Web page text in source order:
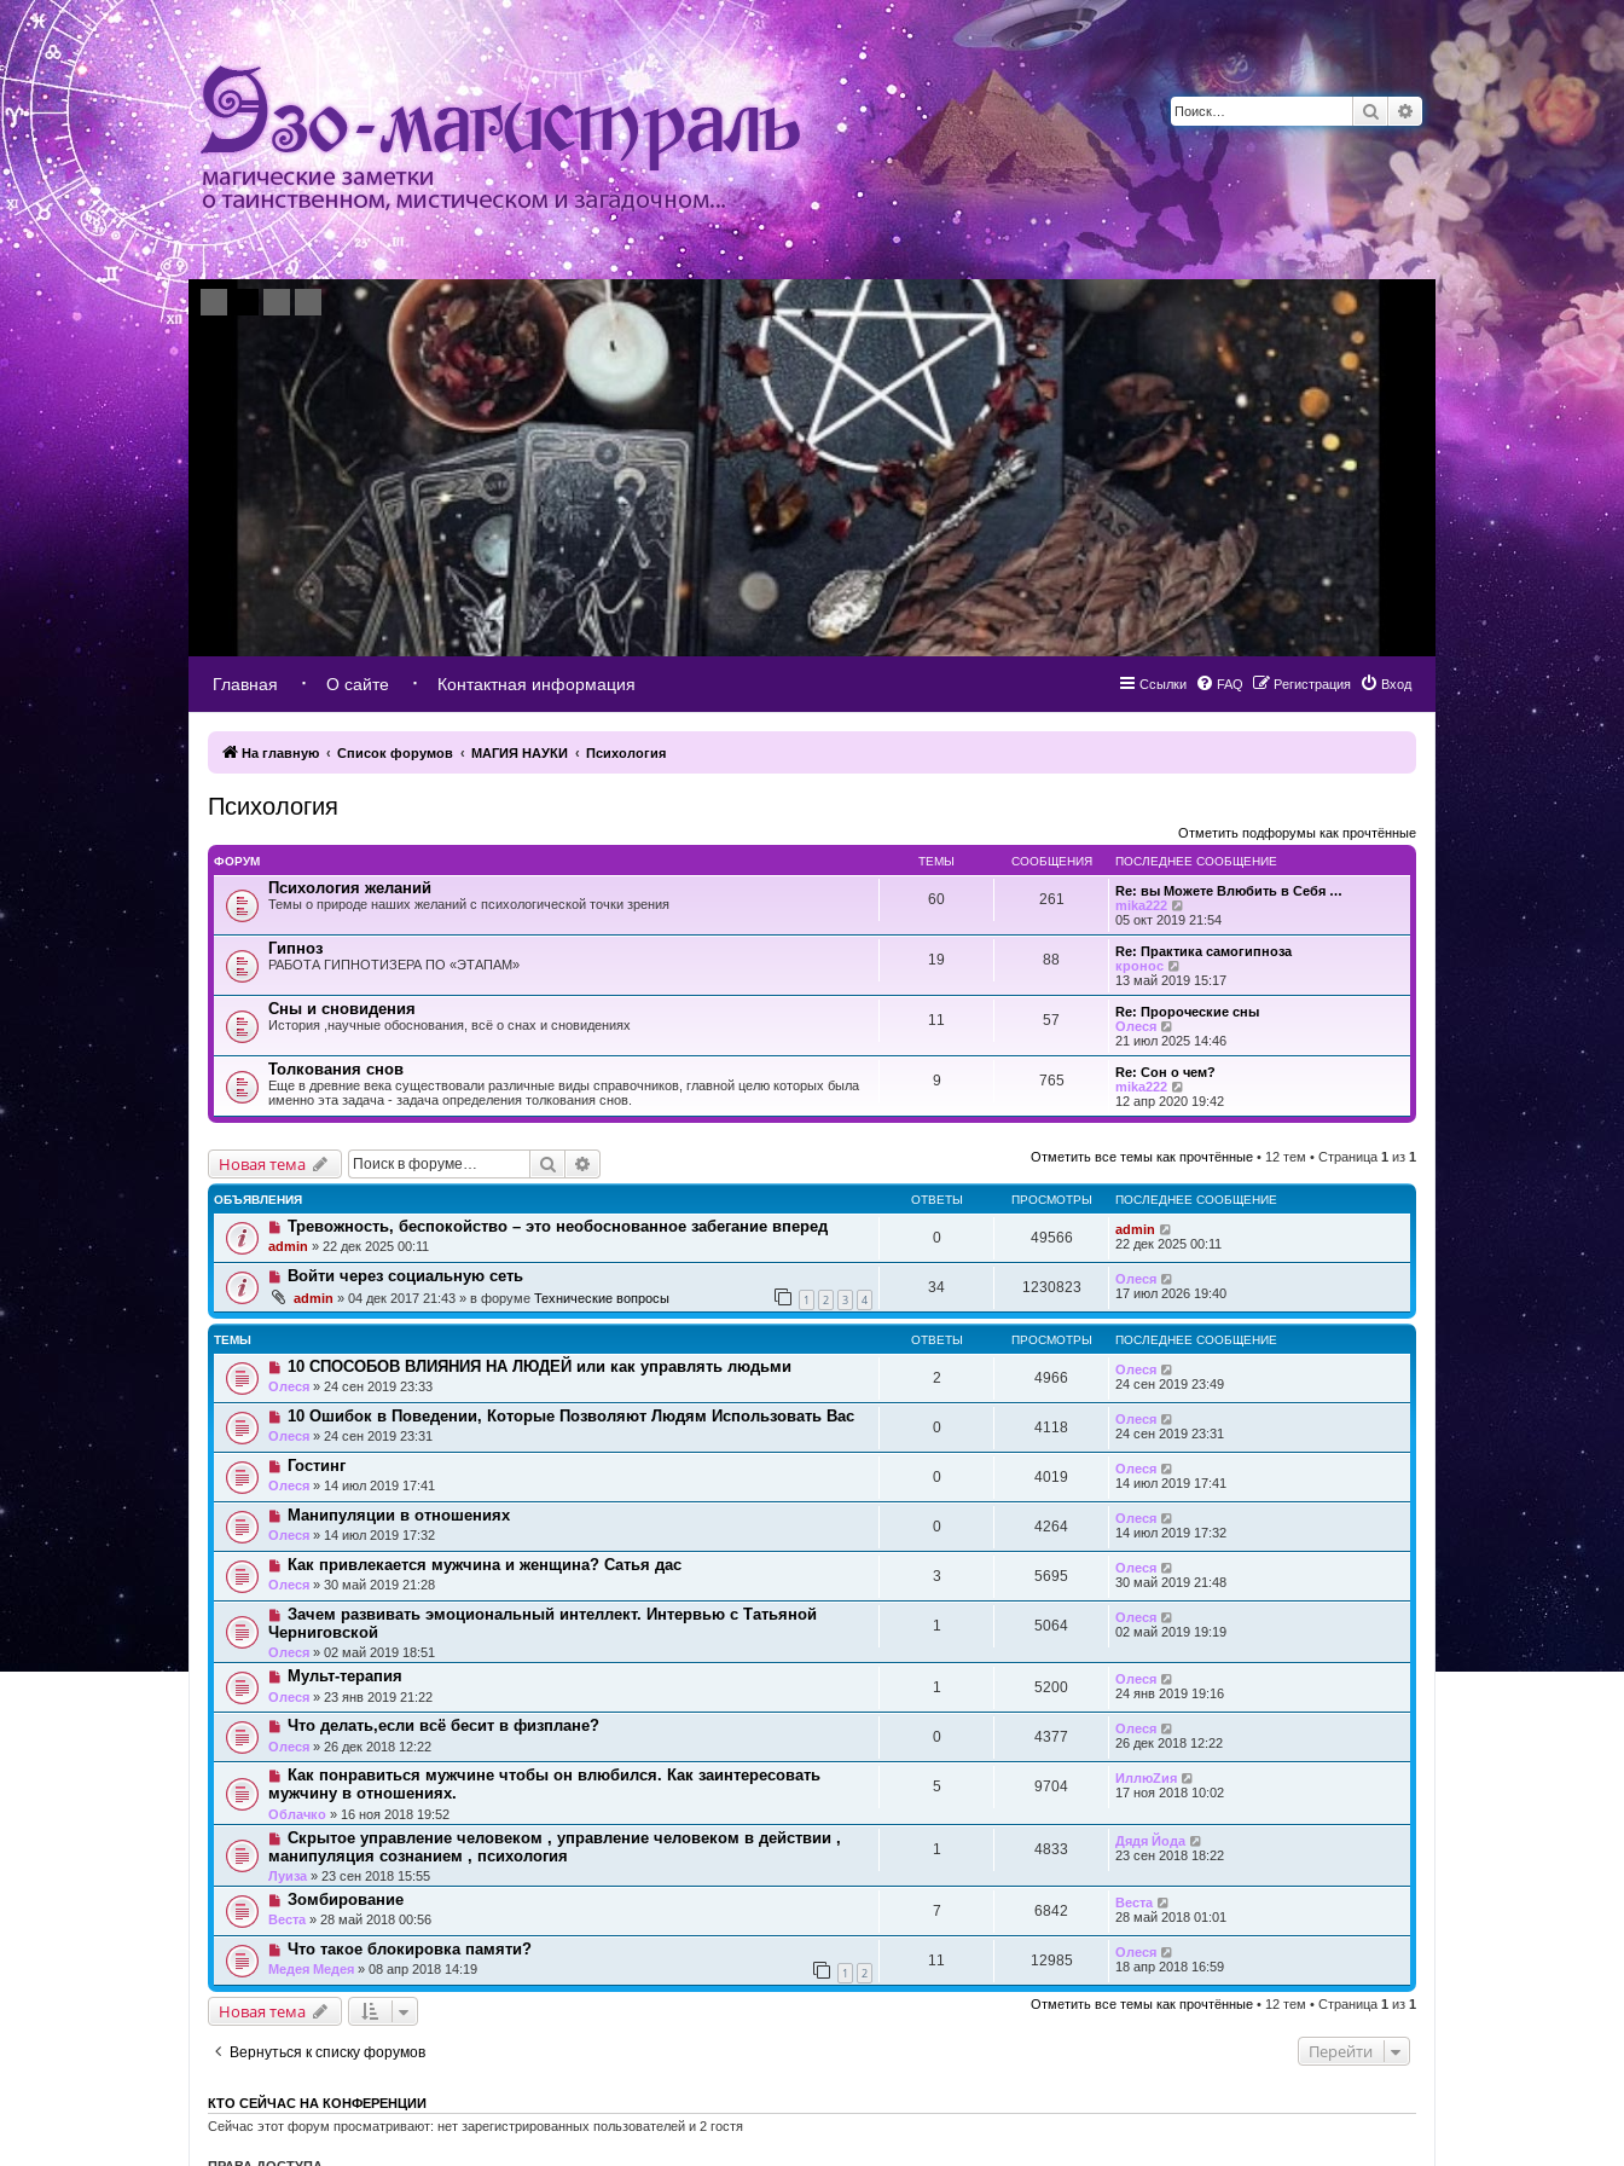
Поиск Расширенный поиск
Главная О сайте Контактная информация Вход
Регистрация
FAQ
Ссылки
На главную Список форумов МАГИЯ НАУКИ Психология
Психология
Отметить подфорумы как прочтённые
ФОРУМ ТЕМЫ СООБЩЕНИЯ ПОСЛЕДНЕЕ СООБЩЕНИЕ
Психология желаний
Темы о природе наших желаний с психологической точки зрения 60 261
Re: вы Можете Влюбить в Себя …
mika222
е
р
е
т
п
о
с
е
н
е
с
о
б
е
н
и
05 окт 2019 21:54
Гипноз
РАБОТА ГИПНОТИЗЕРА ПО «ЭТАПАМ» 19 88
Re: Практика самогипноза
кронос
е
р
е
т
п
о
с
л
д
н
е
м
у
о
б
е
н
и
ю
13 май 2019 15:17
Сны и сновидения
История ,научные обоснования, всё о снах и сновидениях 11 57
Re: Пророческие сны
Олеся
е
р
е
й
т
к
о
л
е
д
е
с
о
о
б
щ
е
и
ю
21 июл 2025 14:46
Толкования снов
Еще в древние века существовали различные виды справочников, главной целю которых была
именно эта задача - задача определения толкования снов.
9 765
Re: Сон о чем?
mika222
е
р
т
к
п
о
л
е
н
е
м
с
б
щ
н
12 апр 2020 19:42
Новая тема Поиск Отметить все темы как прочтённые • 12 тем • Страница 1 из 1
ОБЪЯВЛЕНИЯ ОТВЕТЫ ПРОСМОТРЫ ПОСЛЕДНЕЕ СООБЩЕНИЕ
Тревожность, беспокойство – это необоснованное забегание вперед
admin » 22 дек 2025 00:11
0 49566
admin
22 дек 2025 00:11
Войти через социальную сеть
admin » 04 дек 2017 21:43 » в форуме Технические вопросы 1 2 3 4
34 1230823
Олеся
17 июл 2026 19:40
ТЕМЫ ОТВЕТЫ ПРОСМОТРЫ ПОСЛЕДНЕЕ СООБЩЕНИЕ
10 СПОСОБОВ ВЛИЯНИЯ НА ЛЮДЕЙ или как управлять людьми
Олеся » 24 сен 2019 23:33
2 4966
Олеся
24 сен 2019 23:49
10 Ошибок в Поведении, Которые Позволяют Людям Использовать Вас
Олеся » 24 сен 2019 23:31
0 4118
Олеся
24 сен 2019 23:31
Гостинг
Олеся » 14 июл 2019 17:41
0 4019
Олеся
14 июл 2019 17:41
Манипуляции в отношениях
Олеся » 14 июл 2019 17:32
0 4264
Олеся
14 июл 2019 17:32
Как привлекается мужчина и женщина? Сатья дас
Олеся » 30 май 2019 21:28
3 5695
Олеся
30 май 2019 21:48
Зачем развивать эмоциональный интеллект. Интервью с Татьяной
Черниговской
Олеся » 02 май 2019 18:51
1 5064
Олеся
02 май 2019 19:19
Мульт-терапия
Олеся » 23 янв 2019 21:22
1 5200
Олеся
24 янв 2019 19:16
Что делать,если всё бесит в физплане?
Олеся » 26 дек 2018 12:22
0 4377
Олеся
26 дек 2018 12:22
Как понравиться мужчине чтобы он влюбился. Как заинтересовать
мужчину в отношениях.
Облачко » 16 ноя 2018 19:52
5 9704
ИллюZия
17 ноя 2018 10:02
Скрытое управление человеком , управление человеком в действии ,
манипуляция сознанием , психология
Луиза » 23 сен 2018 15:55
1 4833
Дядя Йода
23 сен 2018 18:22
Зомбирование
Веста » 28 май 2018 00:56
7 6842
Веста
28 май 2018 01:01
Что такое блокировка памяти?
Медея Медея » 08 апр 2018 14:19 1 2
11 12985
Олеся
18 апр 2018 16:59
Новая тема Отметить все темы как прочтённые • 12 тем • Страница 1 из 1
Вернуться к списку форумов Перейти
КТО СЕЙЧАС НА КОНФЕРЕНЦИИ
Сейчас этот форум просматривают: нет зарегистрированных пользователей и 2 гостя